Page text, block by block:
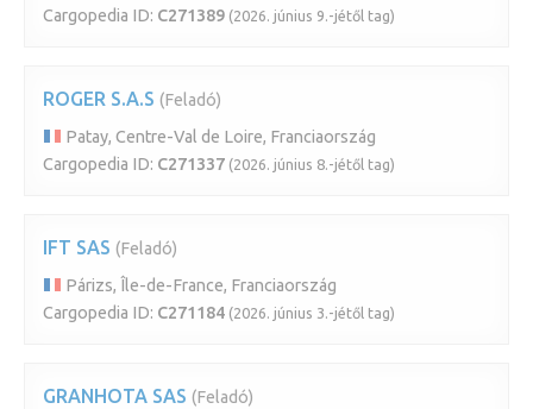
Cargopedia ID: C271389 (2026. június 9.-jétől tag)
ROGER S.A.S (Feladó)
Patay, Centre-Val de Loire, Franciaország
Cargopedia ID: C271337 (2026. június 8.-jétől tag)
IFT SAS (Feladó)
Párizs, Île-de-France, Franciaország
Cargopedia ID: C271184 (2026. június 3.-jétől tag)
GRANHOTA SAS (Feladó)